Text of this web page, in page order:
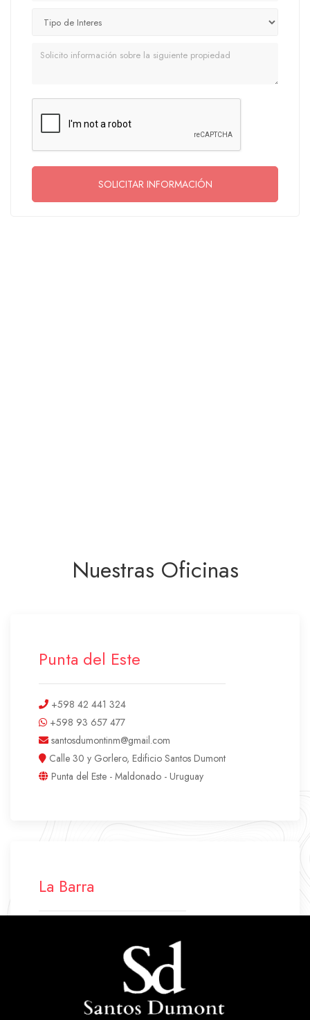
Mensaje
SOLICITAR INFORMACIÓN
Nuestras Oficinas
Punta del Este
+598 42 441 324
+598 93 657 477
santosdumontinm@gmail.com
Calle 30 y Gorlero, Edificio Santos Dumont
Punta del Este - Maldonado - Uruguay
La Barra
+598 94 640 045
labarra.santosdumont@gmail.com
Ruta 10 Parada 43
La Barra - Maldonado - Uruguay